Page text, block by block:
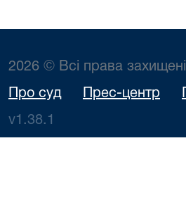
2026 © Всі права захищені
Про суд Прес-центр
v1.38.1